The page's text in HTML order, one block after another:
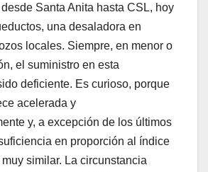
Santa Anita hasta CSL, hoy
una desaladora en
locales. Siempre, en menor o
el suministro en esta
deficiente. Es curioso, porque
acelerada y
y, a excepción de los últimos
en proporción al índice
similar. La circunstancia